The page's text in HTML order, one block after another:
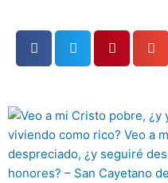
Página
Página
Página
Página
Página